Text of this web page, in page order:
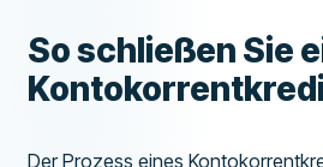
So schließen Sie
Der Prozess eines